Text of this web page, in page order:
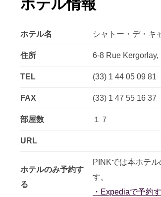
ホテル情報
ホテル名 シャトー・デ・キ
住所 6-8 Rue
TEL (33) 1 44 05 09 81
FAX (33) 1 47 55 16 37
部屋数 １７
URL
ホテルのみ予約す
る
PINKでは本ホテ
す。
・Expediaで予約